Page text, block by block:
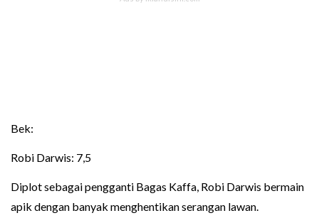
Bek:
Robi Darwis: 7,5
Diplot sebagai pengganti Bagas Kaffa, Robi Darwis bermain
apik dengan banyak menghentikan serangan lawan.